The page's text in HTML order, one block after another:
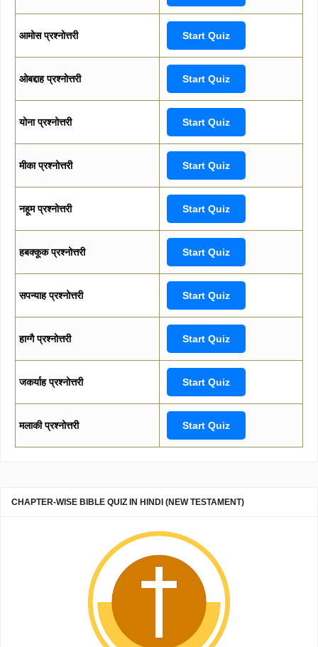
आमोस प्रश्नोत्तरी Start Quiz
ओबद्दाह प्रश्नोत्तरी Start Quiz
योना प्रश्नोत्तरी Start Quiz
मीका प्रश्नोत्तरी Start Quiz
नहूम प्रश्नोत्तरी Start Quiz
हबक्कूक प्रश्नोत्तरी Start Quiz
सपन्याह प्रश्नोत्तरी Start Quiz
हाग्गै प्रश्नोत्तरी Start Quiz
जकर्याह प्रश्नोत्तरी Start Quiz
मलाकी प्रश्नोत्तरी Start Quiz
CHAPTER-WISE BIBLE QUIZ IN HINDI (NEW TESTAMENT)